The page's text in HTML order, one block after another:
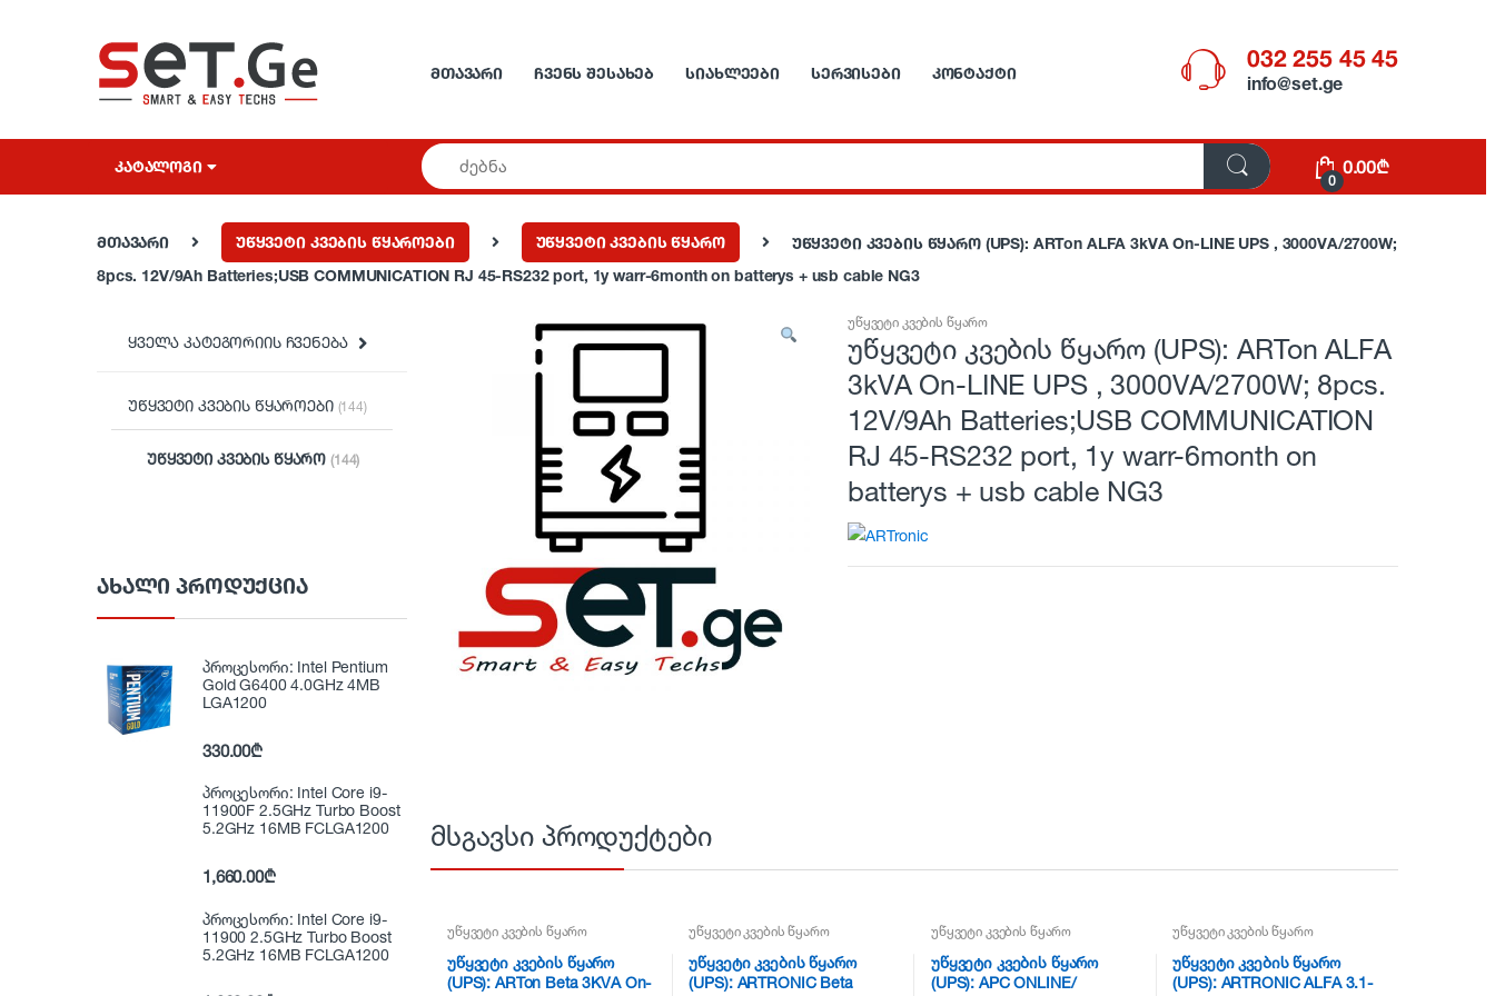
ᲛᲗᲐᲕᲐᲠᲘ ᲩᲕᲔᲜᲡ ᲨᲔᲡᲐᲮᲔᲑ ᲡᲘᲐᲮᲚᲔᲔᲑᲘ ᲡᲔᲠᲕᲘᲡᲔᲑᲘ ᲙᲝᲜᲢᲐᲥᲢᲘ
032 255 45 45
info@set.ge
ᲙᲐᲢᲐᲚᲝᲒᲘ
0
0.00₾
მთავარი უწყვეტი კვების წყაროები უწყვეტი კვების წყარო
უწყვეტი კვების წყარო (UPS): ARTon ALFA 3kVA On-LINE UPS , 3000VA/2700W;
8pcs. 12V/9Ah Batteries;USB COMMUNICATION RJ 45-RS232 port, 1y warr-6month on batterys + usb cable NG3
უწყვეტი კვების წყარო
უწყვეტი კვების წყარო (UPS): ARTon ALFA
3kVA On-LINE UPS , 3000VA/2700W; 8pcs.
12V/9Ah Batteries;USB COMMUNICATION
RJ 45-RS232 port, 1y warr-6month on
batterys + usb cable NG3
მსგავსი პროდუქტები
უწყვეტი კვების წყარო
უწყვეტი კვების წყარო
(UPS): ARTon Beta 3KVA On-
უწყვეტი კვების წყარო
უწყვეტი კვების წყარო
(UPS): ARTRONIC Beta
უწყვეტი კვების წყარო
უწყვეტი კვების წყარო
(UPS): APC ONLINE/
უწყვეტი კვების წყარო
უწყვეტი კვების წყარო
(UPS): ARTRONIC ALFA 3.1-
ყველა კატეგორიის ჩვენება
უწყვეტი კვების წყაროები (144)
უწყვეტი კვების წყარო(144)
ᲐᲮᲐᲚᲘ ᲞᲠᲝᲓᲣᲥᲪᲘᲐ
პროცესორი: Intel Pentium
Gold G6400 4.0GHz 4MB
LGA1200
330.00₾
პროცესორი: Intel Core i9-
11900F 2.5GHz Turbo Boost
5.2GHz 16MB FCLGA1200
1,660.00₾
პროცესორი: Intel Core i9-
11900 2.5GHz Turbo Boost
5.2GHz 16MB FCLGA1200